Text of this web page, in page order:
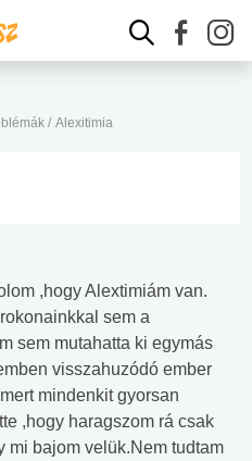
/ Alexitimia
,hogy Alextimiám van.
sem a
sem mutahatta ki egymás
visszahuzódó ember
mindenkit gyorsan
,hogy haragszom rá csak
mi bajom velük.Nem tudtam